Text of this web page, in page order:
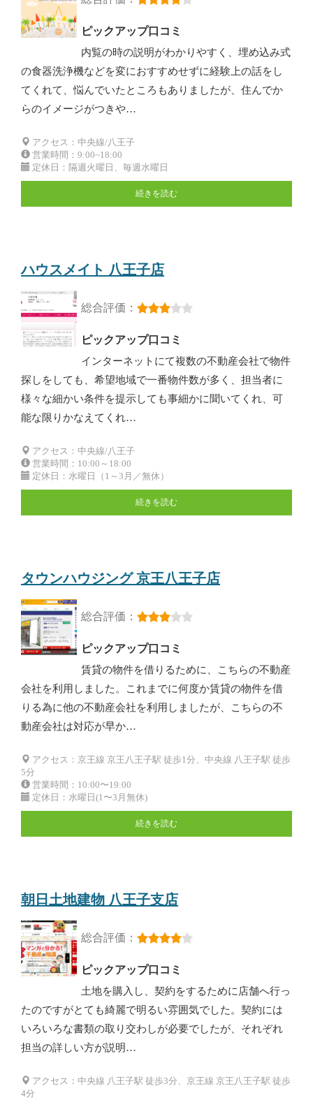
ピックアップ口コミ
内覧の時の説明がわかりやすく、埋め込み式
の食器洗浄機などを変におすすめせずに経験上の話をし
てくれて、悩んでいたところもありましたが、住んでか
らのイメージがつきや…
アクセス：中央線/八王子
営業時間：9:00~18:00
定休日：隔週火曜日、毎週水曜日
続きを読む
ハウスメイト 八王子店
総合評価：
ピックアップ口コミ
インターネットにて複数の不動産会社で物件
探しをしても、希望地域で一番物件数が多く、担当者に
様々な細かい条件を提示しても事細かに聞いてくれ、可
能な限りかなえてくれ…
アクセス：中央線/八王子
営業時間：10:00～18:00
定休日：水曜日（1～3月／無休）
続きを読む
タウンハウジング 京王八王子店
総合評価：
ピックアップ口コミ
賃貸の物件を借りるために、こちらの不動産
会社を利用しました。これまでに何度か賃貸の物件を借
りる為に他の不動産会社を利用しましたが、こちらの不
動産会社は対応が早か…
アクセス：京王線 京王八王子駅 徒歩1分、中央線 八王子駅 徒歩
5分
営業時間：10:00〜19:00
定休日：水曜日(1〜3月無休)
続きを読む
朝日土地建物 八王子支店
総合評価：
ピックアップ口コミ
土地を購入し、契約をするために店舗へ行っ
たのですがとても綺麗で明るい雰囲気でした。契約には
いろいろな書類の取り交わしが必要でしたが、それぞれ
担当の詳しい方が説明…
アクセス：中央線 八王子駅 徒歩3分、京王線 京王八王子駅 徒歩
4分